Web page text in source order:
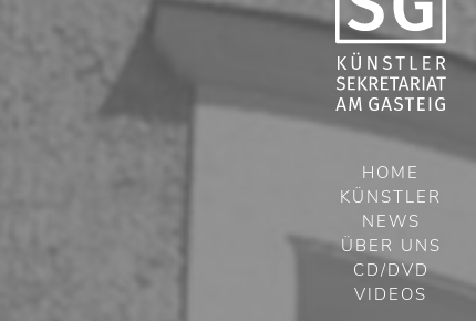
HOME
KÜNSTLER
NEWS
ÜBER UNS
CD/DVD
VIDEOS